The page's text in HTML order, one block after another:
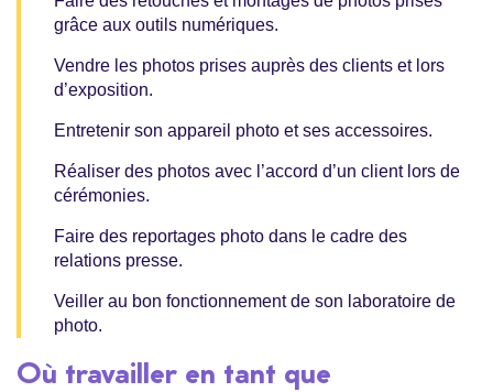
grâce aux outils numériques.
Vendre les photos prises auprès des clients et lors
d’exposition.
Entretenir son appareil photo et ses accessoires.
Réaliser des photos avec l’accord d’un client lors de
cérémonies.
Faire des reportages photo dans le cadre des
relations presse.
Veiller au bon fonctionnement de son laboratoire de
photo.
Où travailler en tant que